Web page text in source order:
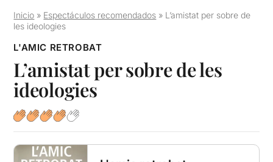
Inicio » Espectáculos recomendados » L’amistat per sobre de
les ideologies
L'AMIC RETROBAT
L’amistat per sobre de les
ideologies